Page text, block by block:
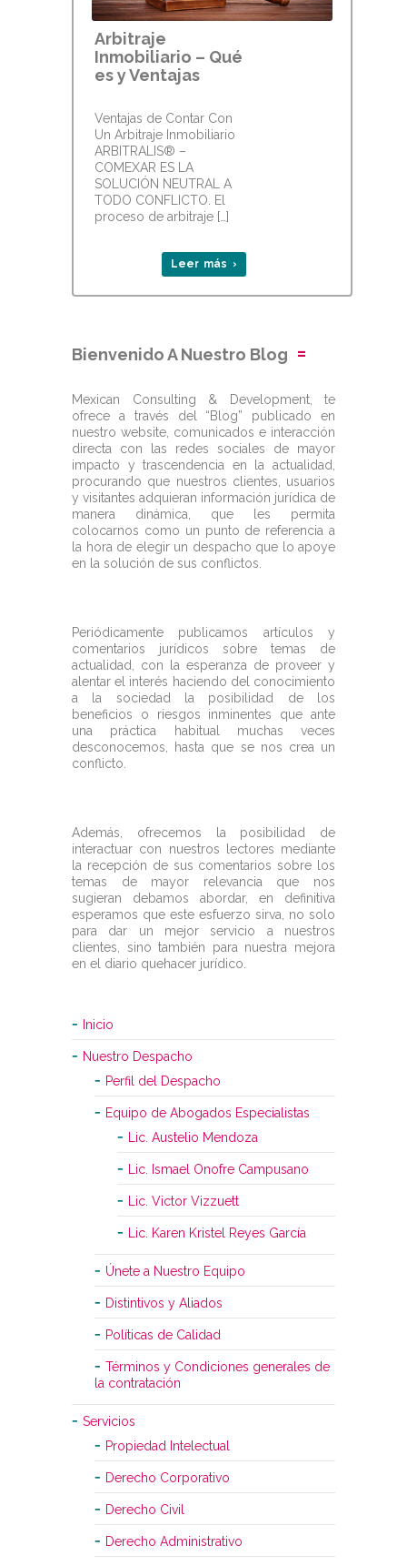
Arbitraje
Inmobiliario – Qué
es y Ventajas
Ventajas de Contar Con
Un Arbitraje Inmobiliario
ARBITRALIS® –
COMEXAR ES LA
SOLUCIÓN NEUTRAL A
TODO CONFLICTO. El
proceso de arbitraje […]
Leer más ›
Bienvenido A Nuestro Blog
Mexican Consulting & Development, te
ofrece a través del “Blog” publicado en
nuestro website, comunicados e interacción
directa con las redes sociales de mayor
impacto y trascendencia en la actualidad,
procurando que nuestros clientes, usuarios
y visitantes adquieran información jurídica de
manera dinámica, que les permita
colocarnos como un punto de referencia a
la hora de elegir un despacho que lo apoye
en la solución de sus conflictos.
Periódicamente publicamos artículos y
comentarios jurídicos sobre temas de
actualidad, con la esperanza de proveer y
alentar el interés haciendo del conocimiento
a la sociedad la posibilidad de los
beneficios o riesgos inminentes que ante
una práctica habitual muchas veces
desconocemos, hasta que se nos crea un
conflicto.
Además, ofrecemos la posibilidad de
interactuar con nuestros lectores mediante
la recepción de sus comentarios sobre los
temas de mayor relevancia que nos
sugieran debamos abordar, en definitiva
esperamos que este esfuerzo sirva, no solo
para dar un mejor servicio a nuestros
clientes, sino también para nuestra mejora
en el diario quehacer jurídico.
Inicio
Nuestro Despacho
Perfil del Despacho
Equipo de Abogados Especialistas
Lic. Austelio Mendoza
Lic. Ismael Onofre Campusano
Lic. Victor Vizzuett
Lic. Karen Kristel Reyes García
Únete a Nuestro Equipo
Distintivos y Aliados
Políticas de Calidad
Términos y Condiciones generales de
la contratación
Servicios
Propiedad Intelectual
Derecho Corporativo
Derecho Civil
Derecho Administrativo